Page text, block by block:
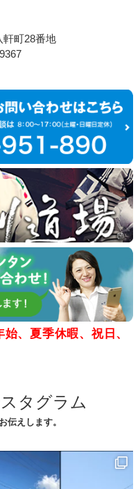
町28番地
、夏季休暇、祝日、
タグラム
伝えします。